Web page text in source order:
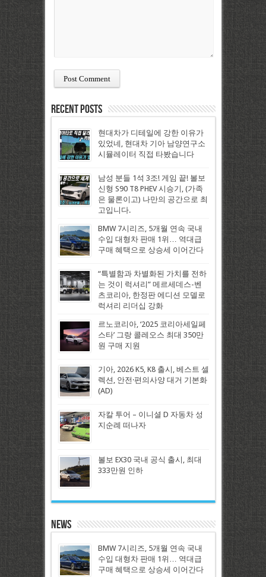
Recent Posts
현대차가 디테일에 강한 이유가
있었네, 현대차 기아 남양연구소
시뮬레이터 직접 타봤습니다
남성 분들 1석 3조! 게임 끝! 볼보
신형 S90 T8 PHEV 시승기, (가족
은 물론이고) 나만의 공간으로 최
고입니다.
BMW 7시리즈, 5개월 연속 국내
수입 대형차 판매 1위… 역대급
구매 혜택으로 상승세 이어간다
“특별함과 차별화된 가치를 전하
는 것이 럭셔리” 메르세데스-벤
츠코리아, 한정판 에디션 모델로
럭셔리 리더십 강화
르노코리아, ‘2025 코리아세일페
스타’ 그랑 콜레오스 최대 350만
원 구매 지원
기아, 2026 K5, K8 출시, 베스트 셀
렉션, 안전·편의사양 대거 기본화
(AD)
자칼 투어 – 이니셜 D 자동차 성
지순례 떠나자
볼보 EX30 국내 공식 출시, 최대
333만원 인하
News
BMW 7시리즈, 5개월 연속 국내
수입 대형차 판매 1위… 역대급
구매 혜택으로 상승세 이어간다